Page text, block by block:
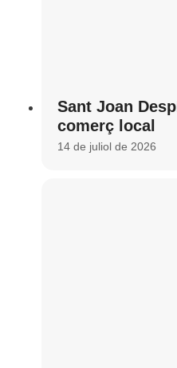
Sant Joan
comerç local
14 de juliol de 2026